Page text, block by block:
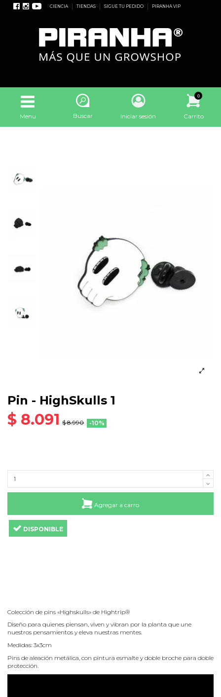
CIENCIA TIENDAS SIGUE TU PEDIDO PIRANHA VIP
Menu Buscar Iniciar sesión
0
Carrito
Pin - HighSkulls 1
$ 8.091 $ 8.990 -10%
Agregar a carro
DISPONIBLE
Colección de pins «Highskulls» de Hightrip®
Diseño para quienes piensan, viven y vibran por la planta que une
nuestros pensamientos y eleva nuestras mentes.
Medidas: 3x3cm
Pins de aleación metálica, con pintura esmalte y doble broche para doble
protección.